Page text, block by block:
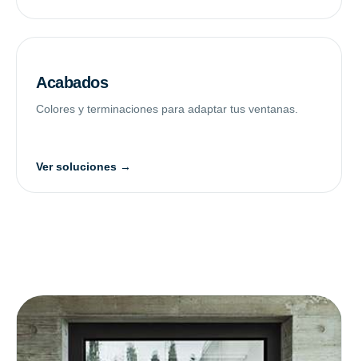
Acabados
Colores y terminaciones para adaptar tus ventanas.
Ver soluciones →